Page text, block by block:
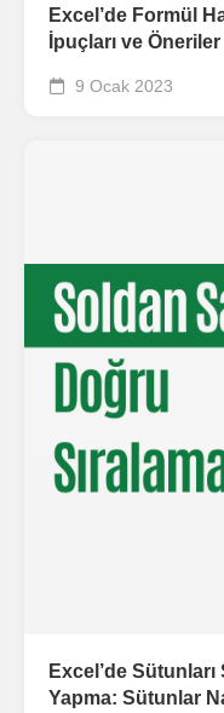
Excel’de Formül
İpuçları ve Öneriler
9 Ocak 2023
Excel’de
Yapma: Sütunlar